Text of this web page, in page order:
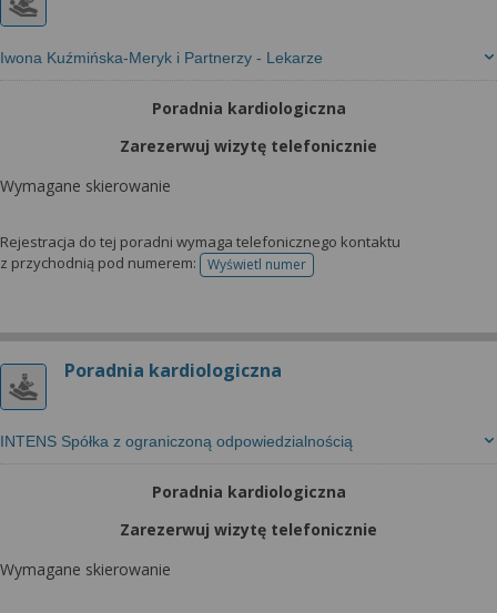
Iwona Kuźmińska-Meryk i Partnerzy - Lekarze
Poradnia kardiologiczna
Zarezerwuj wizytę telefonicznie
Wymagane skierowanie
Rejestracja do tej poradni wymaga telefonicznego kontaktu
z przychodnią pod numerem:
Wyświetl numertelefonu do rejestracji
Poradnia kardiologiczna
INTENS Spółka z ograniczoną odpowiedzialnością
Poradnia kardiologiczna
Zarezerwuj wizytę telefonicznie
Wymagane skierowanie